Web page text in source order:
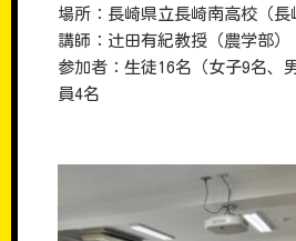
場所：長崎県立長崎南高校（長
講師：辻田有紀教授（農学部）
参加者：生徒16名（女子9名、
員4名